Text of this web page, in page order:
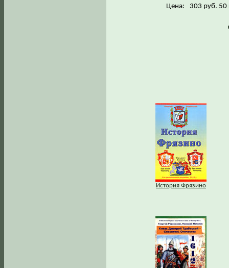
Цена:
303 руб. 50
История Фрязино